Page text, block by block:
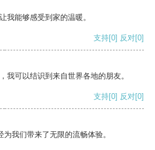
我能够感受到家的温暖。
支持[0] 反对[0]
我可以结识到来自世界各地的朋友。
支持[0] 反对[0]
我们带来了无限的流畅体验。